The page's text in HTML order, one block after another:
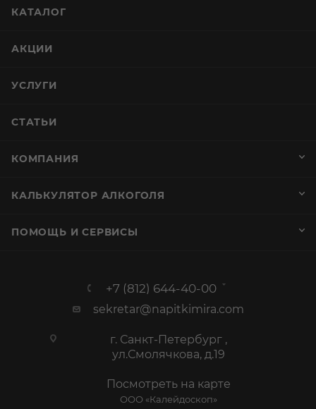
КАТАЛОГ
АКЦИИ
УСЛУГИ
СТАТЬИ
КОМПАНИЯ
КАЛЬКУЛЯТОР АЛКОГОЛЯ
ПОМОЩЬ И СЕРВИСЫ
+7 (812) 644-40-00
sekretar@napitkimira.com
г. Санкт-Петербург ,
ул.Смолячкова, д.19
Посмотреть на карте
ООО «Калейдоскоп»